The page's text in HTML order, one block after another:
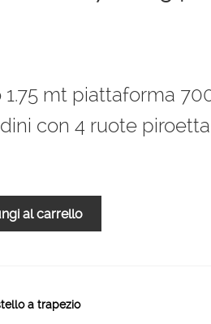
mt piattaforma
con 4 ruote
al carrello
a trapezio